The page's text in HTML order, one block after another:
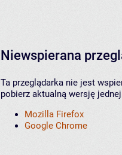
Niewspierana
Ta przeglądarka nie jest
pobierz aktualną wersję
Mozilla Firefox
Google Chrome